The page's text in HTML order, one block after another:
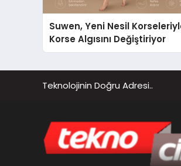
Suwen, Yeni Nesil
Korse Algısını Değiştiriyor
Teknolojinin Doğru Adresi..